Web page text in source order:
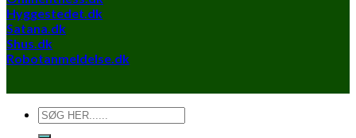
Hyggestedet.dk
Satana.dk
Shus.dk
Robotanmeldelse.dk
Søg
efter: